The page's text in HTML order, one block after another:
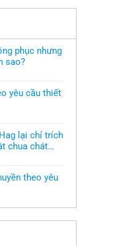
phục nhưng
sao?
yêu cầu thiết
lại chỉ trích
chua chát
theo yêu